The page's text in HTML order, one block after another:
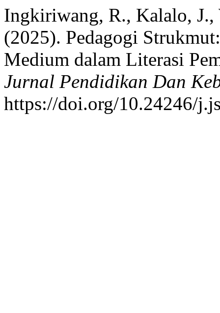
Ingkiriwang, R., Kalalo,
(2025). Pedagogi
Medium dalam Literasi
Jurnal Pendidikan Dan
https://doi.org/10.24246/